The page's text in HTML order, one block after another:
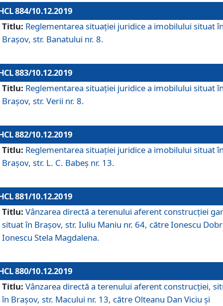
884/10.12.2019
Titlu: Reglementarea situației juridice a imobilului situat
Brașov, str. Banatului nr. 8.
883/10.12.2019
Titlu: Reglementarea situației juridice a imobilului situat
Brașov, str. Verii nr. 8.
882/10.12.2019
Titlu: Reglementarea situației juridice a imobilului situat
Brașov, str. L. C. Babeș nr. 13.
881/10.12.2019
Titlu: Vânzarea directă a terenului aferent construcției
situat în Brașov, str. Iuliu Maniu nr. 64, către Ionescu
Ionescu Stela Magdalena.
880/10.12.2019
Titlu: Vânzarea directă a terenului aferent construcției,
în Brașov, str. Macului nr. 13, către Olteanu Dan Viciu și